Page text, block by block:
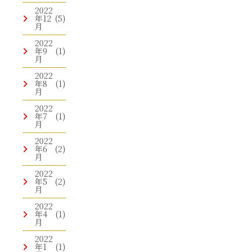
2022
年12
月
(5)
2022
年9
月
(1)
2022
年8
月
(1)
2022
年7
月
(1)
2022
年6
月
(2)
2022
年5
月
(2)
2022
年4
月
(1)
2022
年1 (1)